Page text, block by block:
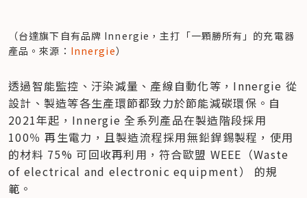
（台達旗下自有品牌 Innergie，主打「一顆勝所有」的充電器
產品。來源： Innergie）
透過智能監控、汙染減量、產線自動化等，Innergie 從
設計、製造等各生產環節都致力於節能減碳環保。自
2021年起，Innergie 全系列產品在製造階段採用
100％ 再生電力，且製造流程採用無鉛銲錫製程，使用
的材料 75% 可回收再利用，符合歐盟 WEEE（Waste
of electrical and electronic equipment） 的規
範。